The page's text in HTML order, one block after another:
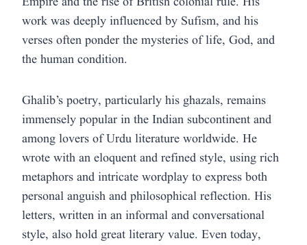
work was deeply influenced by Sufism, and his
verses often ponder the mysteries of life, God, and
the human condition.
Ghalib’s poetry, particularly his ghazals, remains
immensely popular in the Indian subcontinent and
among lovers of Urdu literature worldwide. He
wrote with an eloquent and refined style, using rich
metaphors and intricate wordplay to express both
personal anguish and philosophical reflection. His
letters, written in an informal and conversational
style, also hold great literary value. Even today,